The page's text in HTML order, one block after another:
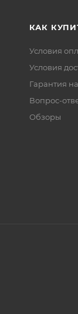
КАК
Условия
Условия
Гарантия
Вопрос-
Обзоры